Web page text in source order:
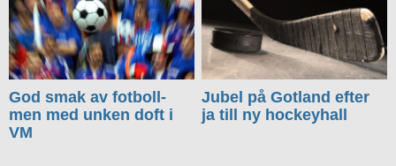
God smak av fotboll-
men med unken doft i
VM
Jubel på Gotland efter
ja till ny hockeyhall